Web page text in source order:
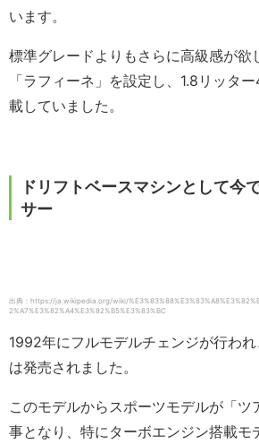
います。
標準グレードよりもさらに高級感が欲
「ラフィーネ」を設定し、1.8リッタ
載していました。
ドリフトベースマシンとして今
サー
出典：https://ja.wikipedia.org/wiki/
2%A7%E3%82%A4%E3%82%B5%E3%83%BC
1992年にフルモデルチェンジが行わ
は発売されました。
このモデルからスポーツモデルが「ツ
事となり、特にターボエンジン搭載モ